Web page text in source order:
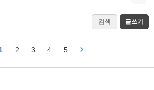
검색 글쓰기
2 3 4 5